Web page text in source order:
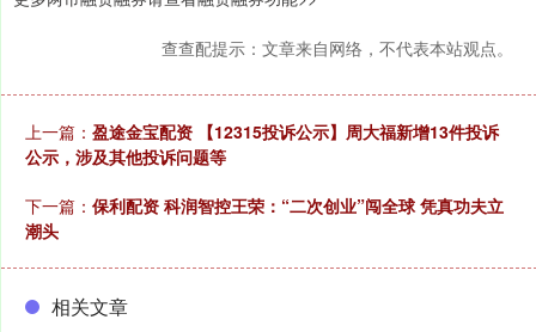
查查配提示：文章来自网络，不代表本站观点。
上一篇： 盈途金宝配资 【12315投诉公示】周大福新增13件投诉
公示，涉及其他投诉问题等
下一篇： 保利配资 科润智控王荣：“二次创业”闯全球 凭真功夫立
潮头
相关文章